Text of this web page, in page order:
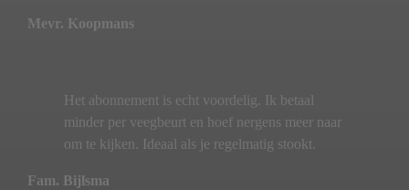
Mevr. Koopmans
Het abonnement is echt voordelig. Ik betaal
minder per veegbeurt en hoef nergens meer naar
om te kijken. Ideaal als je regelmatig stookt.
Fam. Bijlsma